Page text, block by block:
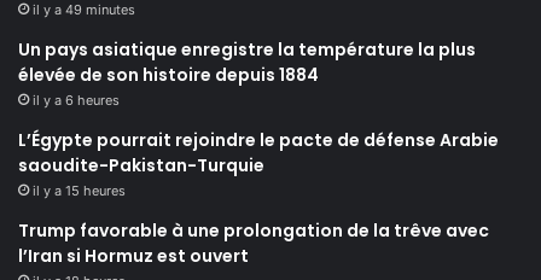
il y a 49 minutes
Un pays asiatique enregistre la température la plus
élevée de son histoire depuis 1884
il y a 6 heures
L’Égypte pourrait rejoindre le pacte de défense Arabie
saoudite-Pakistan-Turquie
il y a 15 heures
Trump favorable à une prolongation de la trêve avec
l’Iran si Hormuz est ouvert